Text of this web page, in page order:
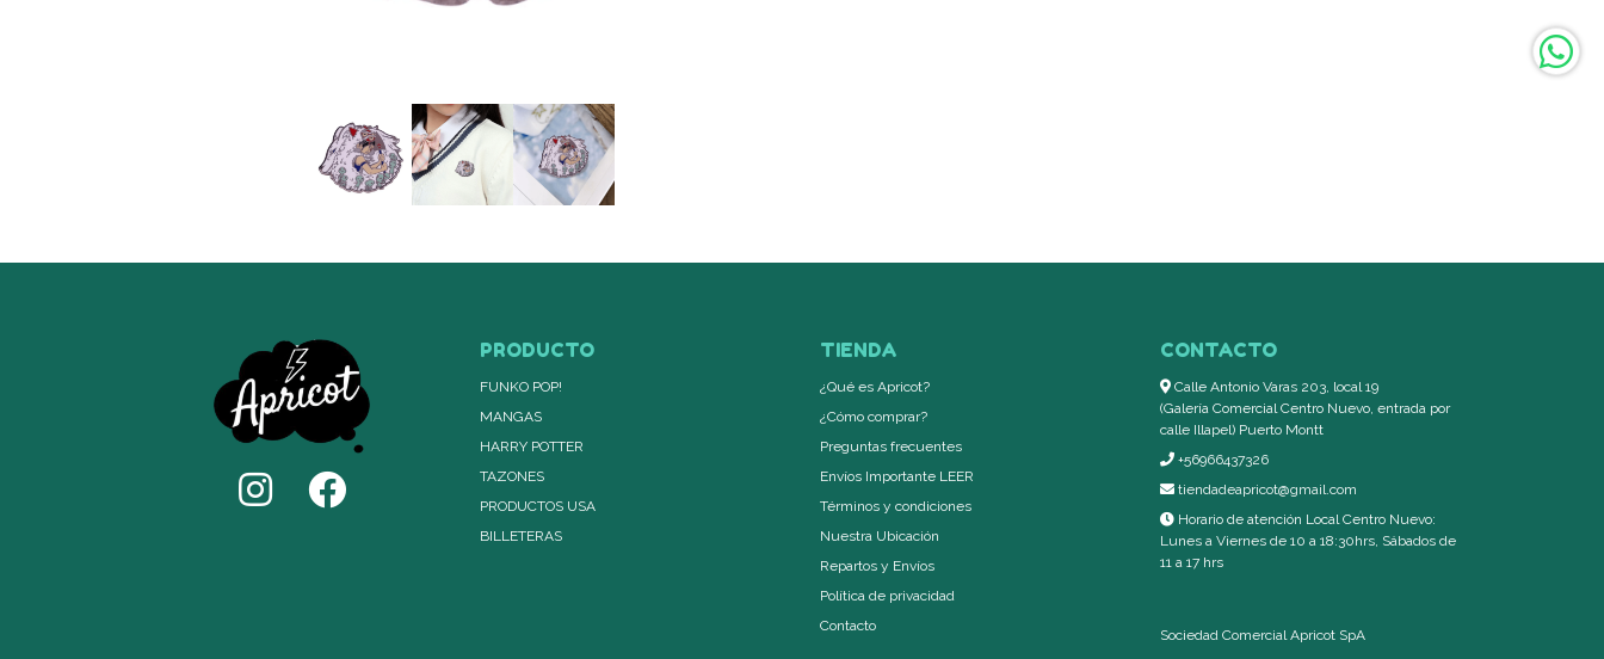
PRODUCTO
FUNKO POP!
MANGAS
HARRY POTTER
TAZONES
PRODUCTOS USA
BILLETERAS
TIENDA
¿Qué es Apricot?
¿Cómo comprar?
Preguntas frecuentes
Envíos Importante LEER
Términos y condiciones
Nuestra Ubicación
Repartos y Envíos
Política de privacidad
Contacto
CONTACTO
Calle Antonio Varas 203, local 19
(Galería Comercial Centro Nuevo, entrada por
calle Illapel) Puerto Montt
+56966437326
tiendadeapricot@gmail.com
Horario de atención Local Centro Nuevo:
Lunes a Viernes de 10 a 18:30hrs, Sábados de
11 a 17 hrs
Sociedad Comercial Apricot SpA